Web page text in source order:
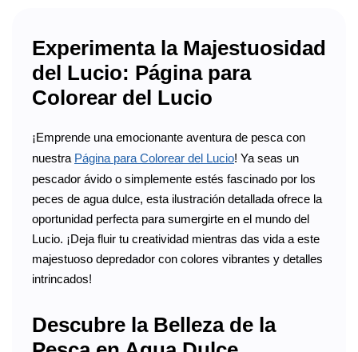
Experimenta la Majestuosidad
del Lucio: Página para
Colorear del Lucio
¡Emprende una emocionante aventura de pesca con
nuestra Página para Colorear del Lucio! Ya seas un
pescador ávido o simplemente estés fascinado por los
peces de agua dulce, esta ilustración detallada ofrece la
oportunidad perfecta para sumergirte en el mundo del
Lucio. ¡Deja fluir tu creatividad mientras das vida a este
majestuoso depredador con colores vibrantes y detalles
intrincados!
Descubre la Belleza de la